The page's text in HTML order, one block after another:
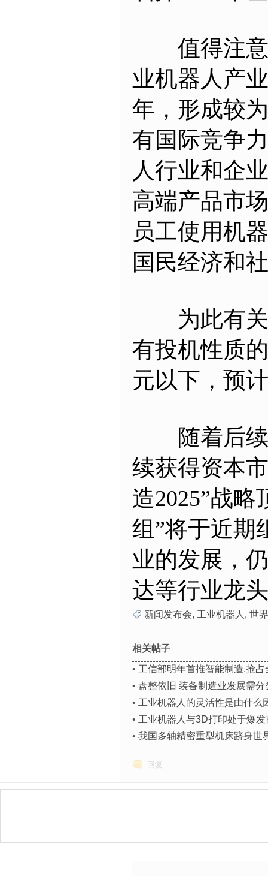
值得注意
业机器人产
年，形成较
有国际竞争
人行业和企
高端产品市
员工使用机
国民经济和
为此有关
有投机性质
元以下，预
随着后续
续获得资本
造2025”战
组”将于近期
业的发展，
达等行业龙
新闻发布会, 工业机器人 , 世
相关帖子
• 工信部明年首推智能制造,抢
• 盘整依旧 装备制造业发展需分
• 工业机器人的灵活性是由什么
• 工业机器人与3D打印处于爆发
• 我国多轴精密重型机床跻身世
回复